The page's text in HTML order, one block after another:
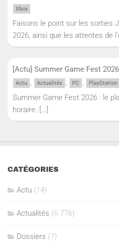
Xbox
Faisons le point sur les sorties
2026, ainsi que les attentes de
[Actu] Summer Game Fest
Actu , Actualités , PC , PlayStation
Summer Game Fest 2026 : le
horaire. […]
CATÉGORIES
Actu (14)
Actualités (6 776)
Dossiers (7)